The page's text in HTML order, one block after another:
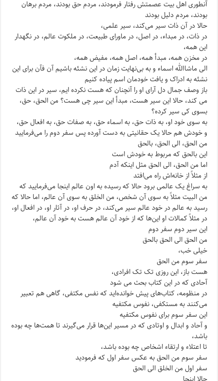
آنطوری اهل بیت عصمتش رفتار فرمودند، مردم حق بودند، مردم برهان
بودند، مردم دلیل بودند
حالا در آن ذات سیر می‌کند، سیر علمی،
در ذات، در مبداء، در اصل، در ماورای طبیعت، در ملکوت عالم، در نگهدار
این همه،
در مخزن همه، مبدأ همه، اصل همه، مفیض همه،
الی ماشاالله اسماء و به بی‌نهایت زمان در این نشئه باشیم آن فآن برای این
نشئه به ادراک و یافت خودمان اسم پیاده کنیم
باز وصف جمال دل آرای او را آنچنان که هست نکرده ایم، سیر در این ذات
می کند، حالا این سیر هست، مبدأ این سیر چی هست؟ من الحق، حق،
بسوی کی سیر کرده؟
به سوی خود او، به ذات حق، به اسماء حق، به صفات حق، به افعال حق،
و خودش هم حالا یک حقانیتی به دست آورده پس سفر دوم را می‌فرمایید
من الحق، الی الحق، بالحق
این بالحق که مربوط به خودش است
اما من الحق، الی الحق مثل اینکه آدم
از مثلاً از خانه‌اش راه می‌افتد
به سراغ یک عالمی برود حالا که رسیده به اون عالم اینجا می‌فرمایید که
من البیت مثلاً به سوی آن شخص، من الخلق به سوی آن عالم، اما حالا که
رسید به عالم در خود عالم سیر می‌کند، در حرف او، در آثار او، در افعال او،
در مثلاً کمالات او این‌ها که از خود آن عالم هست به خود آن عالم،
این سیر دوم سفر دوم
من الحق الی الحق بالحق
خیلی خب،
سفر سوم من الحق
هست باز، این روزی تک تک افرادی،
آحادی که در این کتاب بحث می شود
در منظومه، کتاب‌های پیش خوانده‌اید که نفس مکتفی، گاهی هم تعبیر
می‌کنند به مستکفی، نفوس مکتفیه
این سفر سوم برای نفوس مکتفیه
و آحاد و ابدال و اوتادی که در مسیر این‌ها قرار می‌گیرند تا همت‌ها چه بوده
باشد،
تا اعتلاء و ارتقاء اشخاص چه بوده باشد،
سفر سوم من الحق به عکس سفر اول که فرمودید
سفر اول من الخلق الی الحق